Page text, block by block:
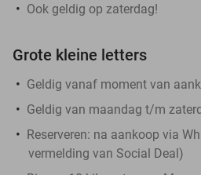
Ook geldig op zaterdag!
Grote kleine letters
Geldig vanaf moment van
Geldig van maandag t/m
Reserveren: na aankoop via
vermelding van Social Deal)